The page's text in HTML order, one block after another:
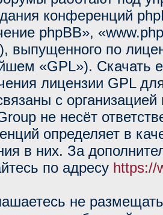
конференций
phpBB»,
выпущенного по
«GPL»). Скачать
лицензии GPL
с
не несёт
определяет в
в них. За
по адресу https://
не